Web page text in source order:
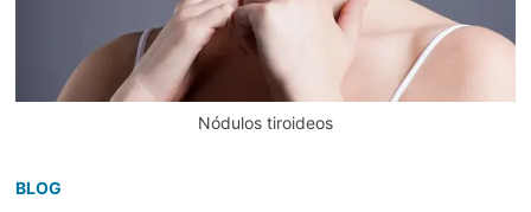
Nódulos tiroideos
BLOG